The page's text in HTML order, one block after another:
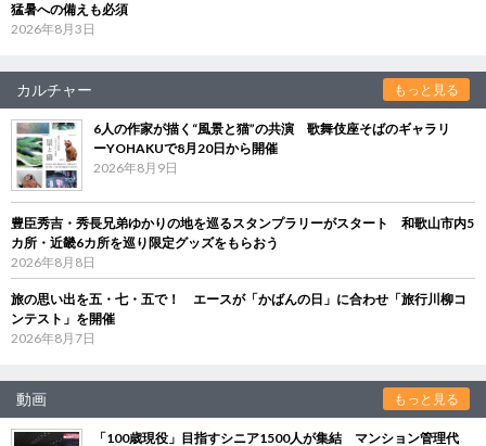
猛暑への備えも必須
2026年8月3日
カルチャー もっと見る
6人の作家が描く“風景と猫”の共演 歌舞伎座そばのギャラリ
ーYOHAKUで8月20日から開催
2026年8月9日
豊臣秀吉・秀長兄弟ゆかりの地を巡るスタンプラリーがスタート 和歌山市内5
カ所・近畿6カ所を巡り限定グッズをもらおう
2026年8月8日
旅の思い出を五・七・五で！ エースが「かばんの日」に合わせ「旅行川柳コ
ンテスト」を開催
2026年8月7日
動画 もっと見る
「100歳現役」目指すシニア1500人が集結 マンション管理代